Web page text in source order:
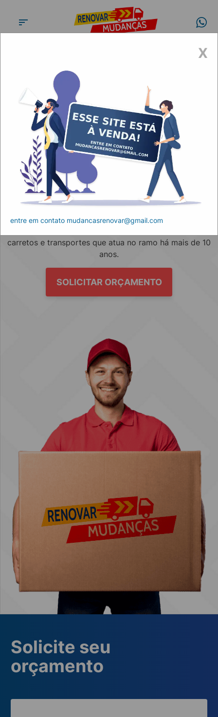
Conheça a
Renovar
Mudanças
carretos e transportes que atua no ramo há mais de 10
anos.
SOLICITAR ORÇAMENTO
Solicite seu
orçamento
X
entre em contato mudancasrenovar@gmail.com